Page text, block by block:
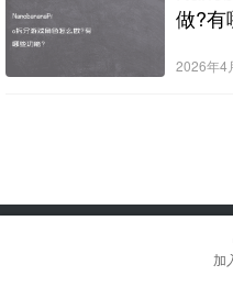
做?有
2026年4
Copyright © 2022-2025 Stable
加